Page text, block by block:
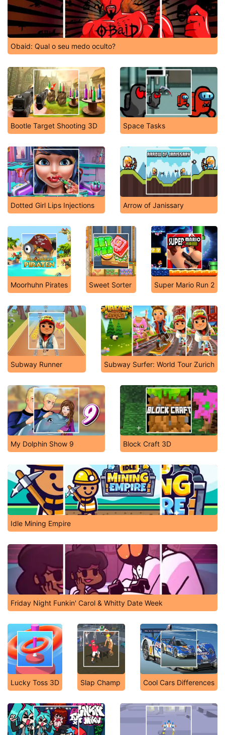
Obaid: Qual o seu medo oculto?
Bootle Target Shooting 3D Space Tasks
Dotted Girl Lips Injections Arrow of Janissary
Moorhuhn Pirates Sweet Sorter Super Mario Run 2
Subway Runner Subway Surfer: World Tour Zurich
My Dolphin Show 9 Block Craft 3D
Idle Mining Empire
Friday Night Funkin' Carol & Whitty Date Week
Lucky Toss 3D Slap Champ Cool Cars Differences